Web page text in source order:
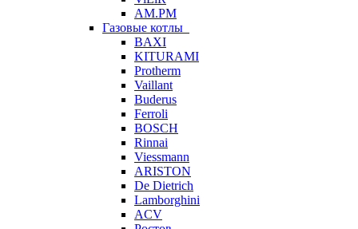
AM.PM
Газовые котлы
BAXI
KITURAMI
Protherm
Vaillant
Buderus
Ferroli
BOSCH
Rinnai
Viessmann
ARISTON
De Dietrich
Lamborghini
ACV